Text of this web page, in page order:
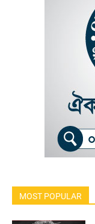
MOST POPULAR